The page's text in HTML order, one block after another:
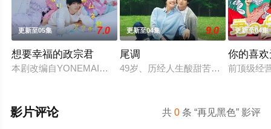
更新至05集 7.0
想要幸福的政宗君
本剧改编自YONEMAI创作的人气漫画，系列累计发行量已达20
更新至04集 9.0
尾调
49岁、历经人生酸甜苦辣而追求现状
更新至04集
你的喜
前顶级经
共0 条 “再见黑色” 影评
影片评论